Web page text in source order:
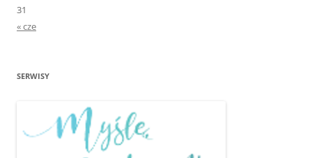
31
« cze
SERWISY